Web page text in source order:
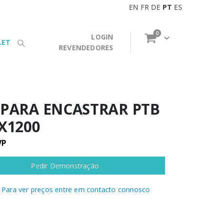
EN FR DE PT ES
LOGIN
REVENDEDORES
0
ENCASTRAR PTB
Pedir Demonstração
Para ver preços entre em contacto connosco